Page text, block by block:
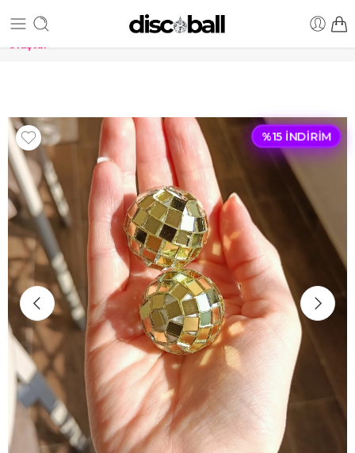
TÜRKİYE'nin en uygun DİSKO TOPU fiyatları! Hemen Sipariş
Oluştur
%15 İNDIRIM